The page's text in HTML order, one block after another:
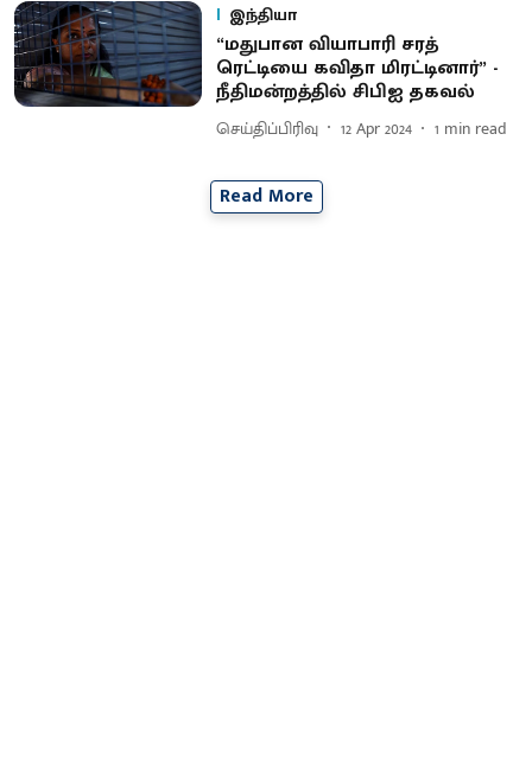
இந்தியா
“மதுபான வியாபாரி சரத்
ரெட்டியை கவிதா மிரட்டினார்” -
நீதிமன்றத்தில் சிபிஐ தகவல்
செய்திப்பிரிவு 12 Apr 2024 1 min read
Read More